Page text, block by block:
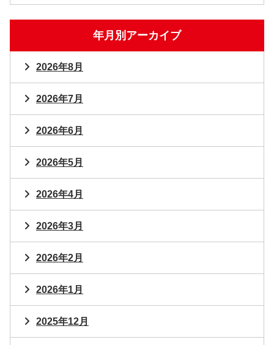
年月別アーカイブ
2026年8月
2026年7月
2026年6月
2026年5月
2026年4月
2026年3月
2026年2月
2026年1月
2025年12月